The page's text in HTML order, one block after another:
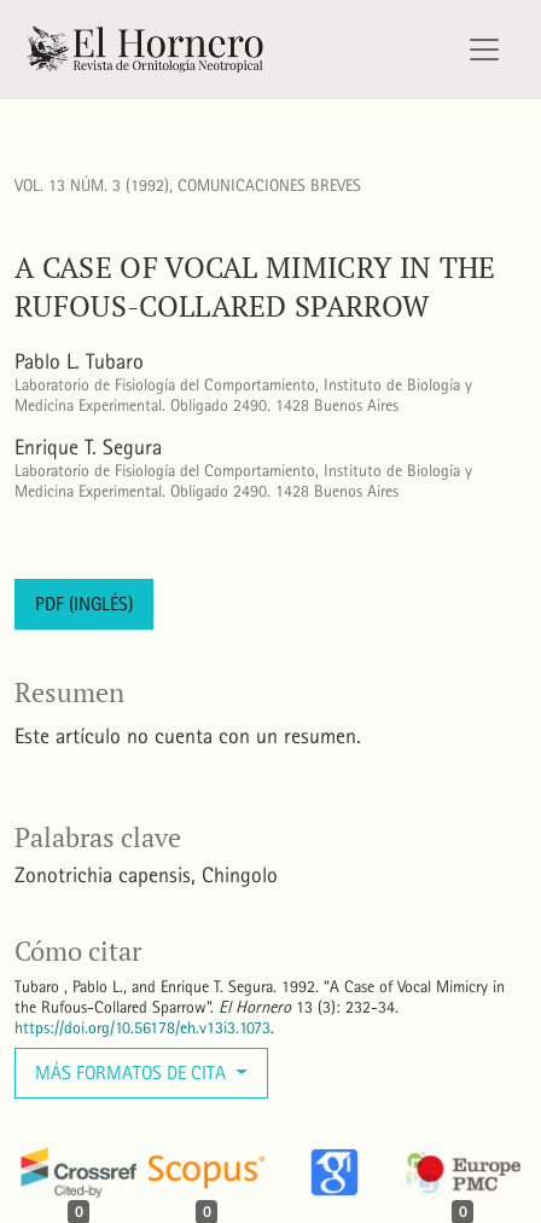
A case of vocal mimicry in the Rufous-collared Sparrow
VOL. 13 NÚM. 3 (1992), COMUNICACIONES BREVES
A CASE OF VOCAL MIMICRY IN THE
RUFOUS-COLLARED SPARROW
Pablo L. Tubaro
Laboratorio de Fisiología del Comportamiento, Instituto de Biología y
Medicina Experimental. Obligado 2490. 1428 Buenos Aires
Enrique T. Segura
Laboratorio de Fisiología del Comportamiento, Instituto de Biología y
Medicina Experimental. Obligado 2490. 1428 Buenos Aires
PDF (INGLÉS)
Palabras clave
Zonotrichia capensis Chingolo
Cómo citar
Tubaro , Pablo L., and Enrique T. Segura. 1992. “A Case of Vocal Mimicry in
the Rufous-Collared Sparrow”. El Hornero13 (3): 232-34.
https://doi.org/10.56178/eh.v13i3.1073.
MÁS FORMATOS DE CITA
0 0 0
Resumen
Este artículo no cuenta con un resumen.